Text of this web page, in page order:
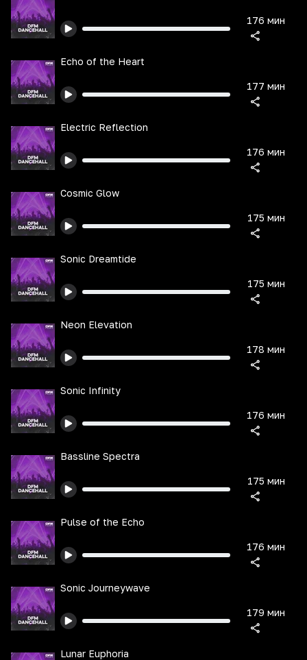
176 мин
Echo of the Heart
177 мин
Electric Reflection
176 мин
Cosmic Glow
175 мин
Sonic Dreamtide
175 мин
Neon Elevation
178 мин
Sonic Infinity
176 мин
Bassline Spectra
175 мин
Pulse of the Echo
176 мин
Sonic Journeywave
179 мин
Lunar Euphoria